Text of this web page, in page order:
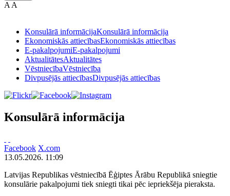
A A
Konsulārā informācijaKonsulārā informācija
Ekonomiskās attiecībasEkonomiskās attiecības
E-pakalpojumiE-pakalpojumi
AktualitātesAktualitātes
VēstniecībaVēstniecība
Divpusējās attiecībasDivpusējās attiecības
Konsulārā informācija
Facebook X.com
13.05.2026. 11:09
Latvijas Republikas vēstniecībā Ēģiptes Ārābu Republikā sniegtie
konsulārie pakalpojumi tiek sniegti tikai pēc iepriekšēja pieraksta.